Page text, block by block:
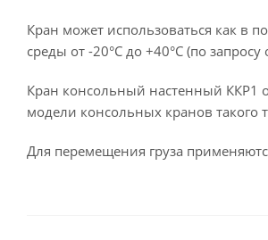
Кран может использоваться как в
среды от -20°С до +40°С (по запросу
Кран консольный настенный ККР1
модели консольных кранов
Для перемещения груза